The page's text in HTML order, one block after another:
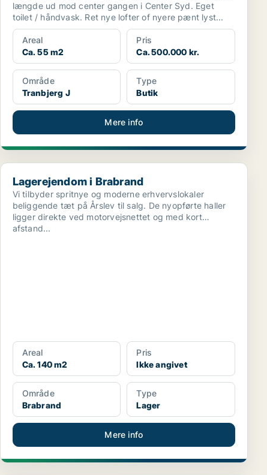
længde ud mod center gangen i Center Syd. Eget
toilet / håndvask. Ret nye lofter of nyere pænt lyst...
Areal
Ca. 55 m2
Pris
Ca. 500.000 kr.
Område
Tranbjerg J
Type
Butik
Mere info
Lagerejendom i Brabrand
Lagerejendom i Brabrand
Vi tilbyder spritnye og moderne erhvervslokaler
beliggende tæt på Årslev til salg. De nyopførte haller
ligger direkte ved motorvejsnettet og med kort
afstand...
Areal
Ca. 140 m2
Pris
Ikke angivet
Område
Brabrand
Type
Lager
Mere info